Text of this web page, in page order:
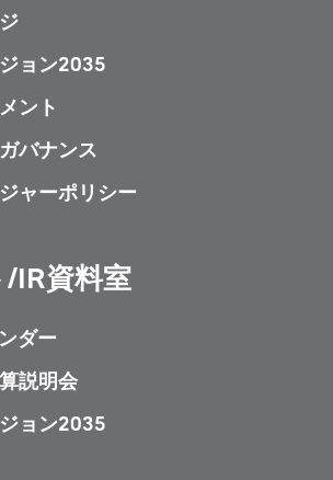
ョン2035
ント
バナンス
ャーポリシー
IR資料室
ダー
説明会
ョン2035